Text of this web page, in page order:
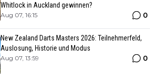
Whitlock in Auckland gewinnen?
Aug 07, 16:15 0
New Zealand Darts Masters 2026: Teilnehmerfeld,
Auslosung, Historie und Modus
Aug 07, 13:59 0